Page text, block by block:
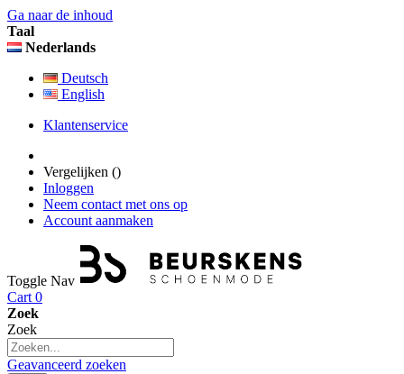
Ga naar de inhoud
Taal
Nederlands
Deutsch
English
Klantenservice
Vergelijken ()
Inloggen
Neem contact met ons op
Account aanmaken
Toggle Nav
Cart 0
Zoek
Zoek
Geavanceerd zoeken